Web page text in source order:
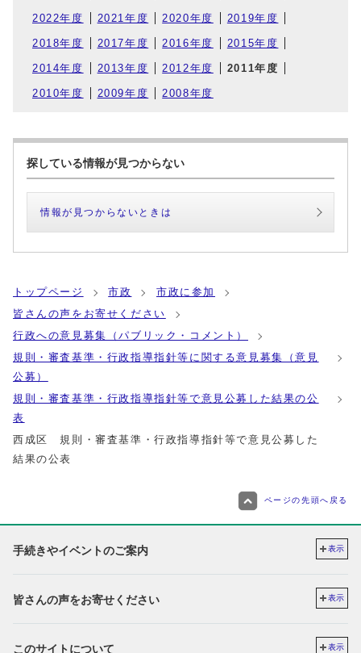
2022年度 2021年度 2020年度 2019年度
2018年度 2017年度 2016年度 2015年度
2014年度 2013年度 2012年度 2011年度
2010年度 2009年度 2008年度
探している情報が見つからない
情報が見つからないときは
トップページ 市政
市政に参加
皆さんの声をお寄せください
行政への意見募集（パブリック・コメント）
規則・審査基準・行政指導指針等に関する意見募集（意見
公募）
規則・審査基準・行政指導指針等で意見公募した結果の公
表
西成区 規則・審査基準・行政指導指針等で意見公募した
結果の公表
ページの先頭へ戻る
手続きやイベントのご案内 表示
皆さんの声をお寄せください 表示
このサイトについて 表示